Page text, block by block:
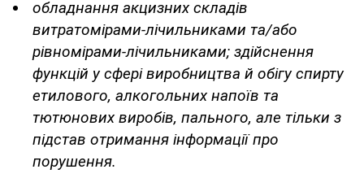
обладнання акцизних складів
витратомірами-лічильниками та/або
рівномірами-лічильниками; здійснення
функцій у сфері виробництва й обігу спирту
етилового, алкогольних напоїв та
тютюнових виробів, пального, але тільки з
підстав отримання інформації про
порушення.